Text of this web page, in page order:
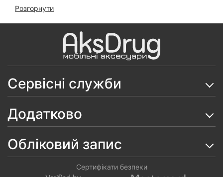
Чохол Bloom Matt MagSafe на Google Pixel 9 Pro XL
Чохол Silicone Case на Google Pixel 9 Pro XL
Чохол Clear Case 2 mm на Google Pixel 9 Pro XL
Чохол Matt Pro MagSafe 360 на Google Matt Pro
Чохол Anti-Broken TPU на Google Pixel 9 Pro XL
Скло SuperD ESD на Google Pixel 9 Pro XL
Матова гідрогелева плівка Proove Lite Matte (на всі
телефони)
Розгорнути
Сервісні служби
Додатково
Обліковий запис
Сертифікати безпеки